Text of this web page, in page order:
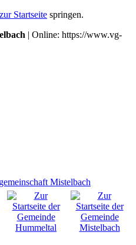
zur Startseite springen.
| Online: https://www.vg-